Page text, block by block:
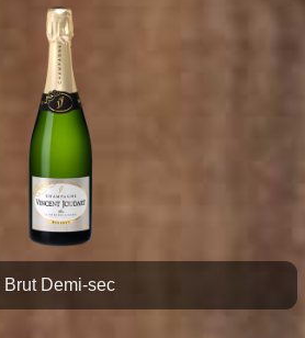
Brut Demi-sec